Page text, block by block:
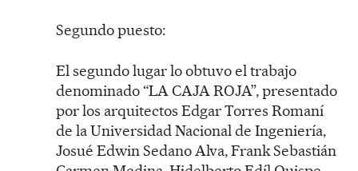
Segundo puesto:
El segundo lugar lo obtuvo el trabajo
denominado “LA CAJA ROJA”, presentado
por los arquitectos Edgar Torres Romaní
de la Universidad Nacional de Ingeniería,
Josué Edwin Sedano Alva, Frank Sebastián